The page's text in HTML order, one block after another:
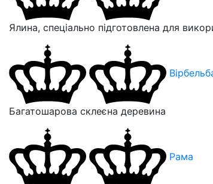
Ялина, спеціально підготовлена для
Багатошарова склеєна деревина
Рама